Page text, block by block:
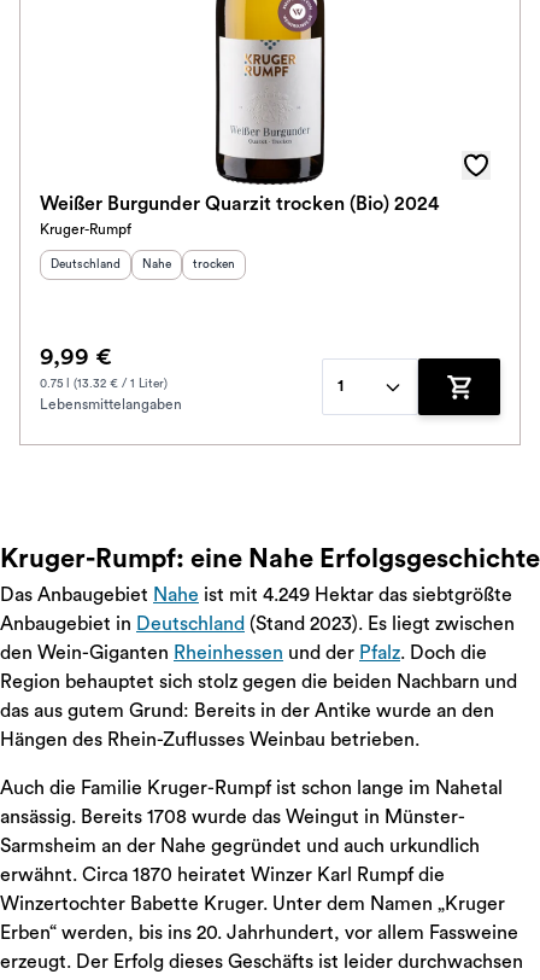
Weißer Burgunder Quarzit trocken (Bio) 2024
Kruger-Rumpf
Herkunftsland
Deutschland Herkunftsregion:
Nahe Geschmack
trocken
9,99 €
0.75 l (13.32 € / 1 Liter)
Lebensmittelangaben
1
Zum
Kruger-Rumpf: eine Nahe Erfolgsgeschichte
Das Anbaugebiet Nahe ist mit 4.249 Hektar das siebtgrößte
Anbaugebiet in Deutschland (Stand 2023). Es liegt zwischen
den Wein-Giganten Rheinhessen und der Pfalz. Doch die
Region behauptet sich stolz gegen die beiden Nachbarn und
das aus gutem Grund: Bereits in der Antike wurde an den
Hängen des Rhein-Zuflusses Weinbau betrieben.
Auch die Familie Kruger-Rumpf ist schon lange im Nahetal
ansässig. Bereits 1708 wurde das Weingut in Münster-
Sarmsheim an der Nahe gegründet und auch urkundlich
erwähnt. Circa 1870 heiratet Winzer Karl Rumpf die
Winzertochter Babette Kruger. Unter dem Namen „Kruger
Erben“ werden, bis ins 20. Jahrhundert, vor allem Fassweine
erzeugt. Der Erfolg dieses Geschäfts ist leider durchwachsen